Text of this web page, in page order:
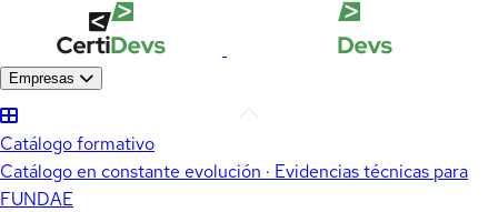
Empresas
Catálogo formativo
Catálogo en constante evolución · Evidencias técnicas para
FUNDAE